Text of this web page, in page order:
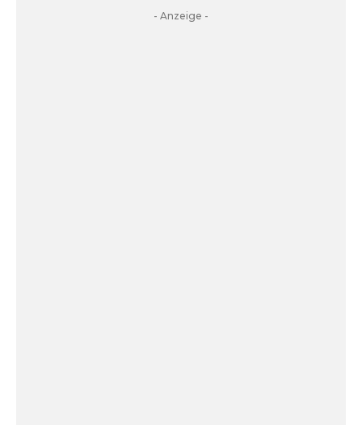
- Anzeige -